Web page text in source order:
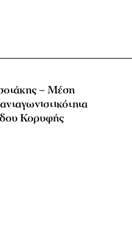
– Μέση
Κορυφής